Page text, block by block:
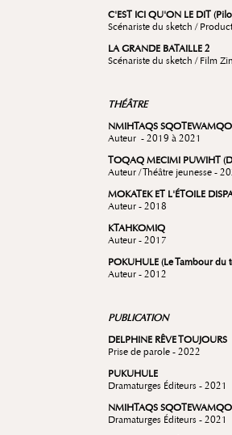
C'EST ICI QU'ON LE DIT
Scénariste du sketch /
LA GRANDE BATAILLE 2
Scénariste du sketch / Film
THÉÂTRE
NMIHTAQS
Auteur - 2019 à 2021
TOQAQ MECIMI PUWIHT
Auteur / Théâtre jeunesse -
MOKATEK ET L'ÉTOILE
Auteur - 2018
KTAHKOMIQ
Auteur - 2017
POKUHULE (Le Tambour du
Auteur - 2012
PUBLICATION
DELPHINE RÊVE TOUJOURS
Prise de parole - 2022
PUKUHULE
Dramaturges Éditeurs - 2021
NMIHTAQS
Dramaturges Éditeurs - 2021